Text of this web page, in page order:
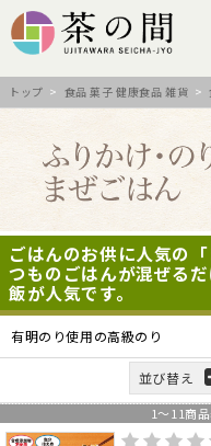
トップ > 食品 菓子 健康食品 雑貨 >
ごはんのお供に人気の
つものごはんが混ぜる
飯が人気です。
有明のり使用の高級のり
並び替え
1～ 11商